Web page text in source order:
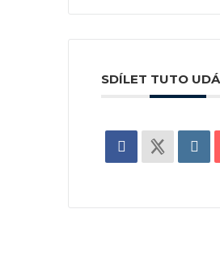
SDÍLET TUTO